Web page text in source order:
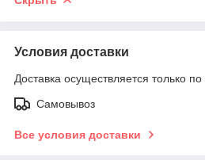
Условия доставки
Доставка осуществляется только по
Самовывоз
Все условия доставки